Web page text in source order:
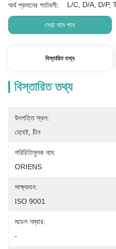
অর্থ প্রদানের শর্তাবলী: L/C, D/A, D/P, T/
সেরা দাম পান
বিস্তারিত তথ্য
বিস্তারিত তথ্য
উৎপত্তি স্থল:
হেবেই, চীন
পরিচিতিমুলক নাম:
ORIENS
সাক্ষ্যদান:
ISO 9001
মডেল নম্বার:
-